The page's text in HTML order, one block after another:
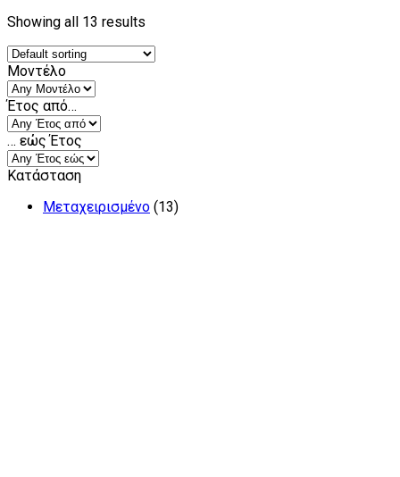
Showing all 13 results
Μοντέλο
Έτος από…
… εώς Έτος
Κατάσταση
Μεταχειρισμένο (13)